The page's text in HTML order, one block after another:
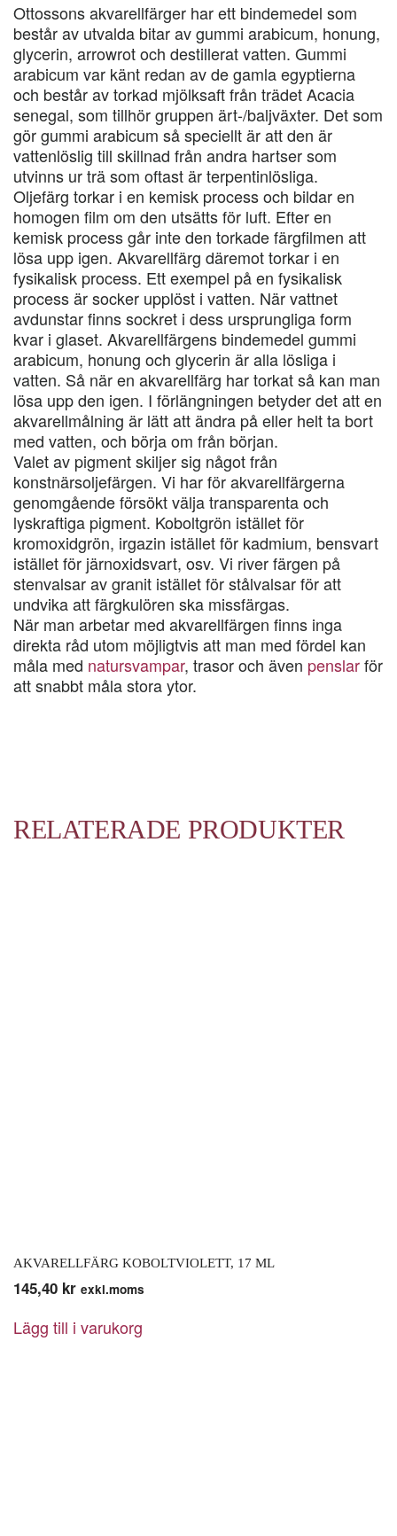
Ottossons akvarellfärger har ett bindemedel som
består av utvalda bitar av gummi arabicum, honung,
glycerin, arrowrot och destillerat vatten. Gummi
arabicum var känt redan av de gamla egyptierna
och består av torkad mjölksaft från trädet Acacia
senegal, som tillhör gruppen ärt-/baljväxter. Det som
gör gummi arabicum så speciellt är att den är
vattenlöslig till skillnad från andra hartser som
utvinns ur trä som oftast är terpentinlösliga.
Oljefärg torkar i en kemisk process och bildar en
homogen film om den utsätts för luft. Efter en
kemisk process går inte den torkade färgfilmen att
lösa upp igen. Akvarellfärg däremot torkar i en
fysikalisk process. Ett exempel på en fysikalisk
process är socker upplöst i vatten. När vattnet
avdunstar finns sockret i dess ursprungliga form
kvar i glaset. Akvarellfärgens bindemedel gummi
arabicum, honung och glycerin är alla lösliga i
vatten. Så när en akvarellfärg har torkat så kan man
lösa upp den igen. I förlängningen betyder det att en
akvarellmålning är lätt att ändra på eller helt ta bort
med vatten, och börja om från början.
Valet av pigment skiljer sig något från
konstnärsoljefärgen. Vi har för akvarellfärgerna
genomgående försökt välja transparenta och
lyskraftiga pigment. Koboltgrön istället för
kromoxidgrön, irgazin istället för kadmium, bensvart
istället för järnoxidsvart, osv. Vi river färgen på
stenvalsar av granit istället för stålvalsar för att
undvika att färgkulören ska missfärgas.
När man arbetar med akvarellfärgen finns inga
direkta råd utom möjligtvis att man med fördel kan
måla med natursvampar, trasor och även penslarför
att snabbt måla stora ytor.
RELATERADE PRODUKTER
AKVARELLFÄRG KOBOLTVIOLETT, 17 ML
145,40 kr exkl.moms
Lägg till i varukorg